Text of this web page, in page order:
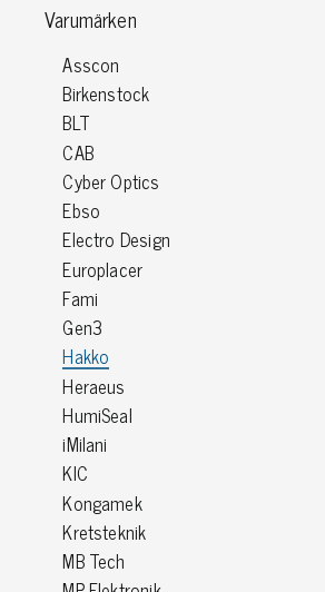
Vagnar
Jordning
Förpackningar
Skärmande påsar
Skärmande bubbelpåsar & film
Dryshield påsar, torkmedel & hic
Safeshieldlådor
Dissipativa påsar
Dissipativ bubbelfilm & påsar
Dissipativ plastfilm & sträckfilm
Dissipativa huvar, säckar & slangar
Dissipativ foam
Dissipativt & konduktivt skum
Specialemballage
Lager & transport
Konduktiva lådor
Varumärken
Asscon
Birkenstock
BLT
CAB
Cyber Optics
Ebso
Electro Design
Europlacer
Fami
Gen3
Hakko
Heraeus
HumiSeal
iMilani
KIC
Kongamek
Kretsteknik
MB Tech